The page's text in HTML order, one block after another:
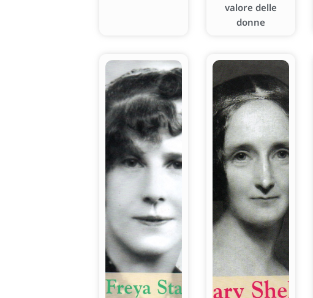
valore delle
donne